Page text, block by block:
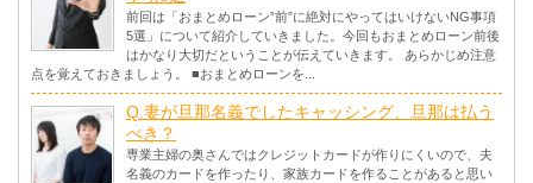
前回は「おまとめローン”前”に絶対にやってはいけないNG事項
5選」について紹介していきました。今回もおまとめローン前後
はかなり大切だということが伝えていきます。 あらかじめ注意
点を覚えておきましょう。 ■おまとめローンを...
Q.妻が旦那名義でしたキャッシング、旦那は払う
べき？
専業主婦の奥さんではクレジットカードが作りにくいので、夫
名義のカードを作ったり、家族カードを作ることがあると思い